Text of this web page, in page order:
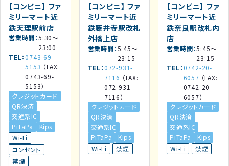
【コンビニ】 ファ
ミリーマート近
鉄天理駅前店
営業時間 5:30～
23:00
TEL 0743-69-
5153 （FAX:
0743-69-
5153）
クレジットカード
QR決済
交通系IC
PiTaPa
Kips
Wi-Fi
コンセント
禁煙
【コンビニ】 ファ
ミリーマート近
鉄藤井寺駅改札
外橋上店
営業時間 5:45～
23:15
TEL 072-931-
7116 （FAX:
072-931-
7116）
クレジットカード
QR決済
交通系IC
PiTaPa
Kips
Wi-Fi
禁煙
【コンビニ】 ファ
ミリーマート近
鉄奈良駅改札内
店
営業時間 5:45～
23:15
TEL 0742-20-
6057 （FAX:
0742-20-
6057）
クレジットカード
QR決済
交通系IC
PiTaPa
Kips
Wi-Fi
禁煙